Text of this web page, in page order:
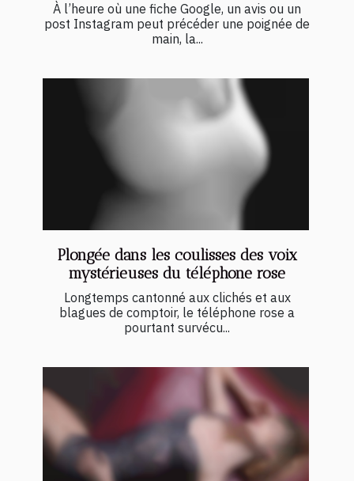
À l’heure où une fiche Google, un avis ou un
post Instagram peut précéder une poignée de
main, la...
Plongée dans les coulisses des voix
mystérieuses du téléphone rose
Longtemps cantonné aux clichés et aux
blagues de comptoir, le téléphone rose a
pourtant survécu...